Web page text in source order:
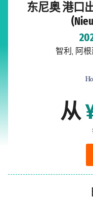
东尼奥 港口
智利, 阿
从